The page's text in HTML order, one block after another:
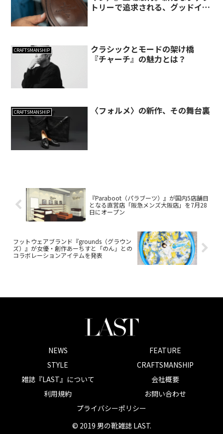
トリーで追求される、グッドイヤ
CRAFTSMANSHIP
クラシックとモードの架け橋
『チャーチ』の魅力とは？
CRAFTSMANSHIP 〈フォルメ〉の新作、その舞台裏
『Paraboot（パラブーツ）』が国内5店舗目
となる直営店「阪急メンズ大阪店」を7月28
日にオープン
フットウェアブランド『grounds（グラウン
ズ）』が女優・創作あーちすと「のん」との
コラボレーションアイテムを発表
NEWS
FEATURE
STYLE
CRAFTSMANSHIP
雑誌『LAST』について
会社概要
利用規約
お問い合わせ
プライバシーポリシー
© 2019 男の靴雑誌 LAST.